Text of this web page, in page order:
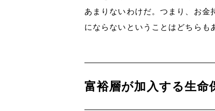
あまりないわけだ。つまり、お金
にならないということはどちらも
富裕層が加入する生命